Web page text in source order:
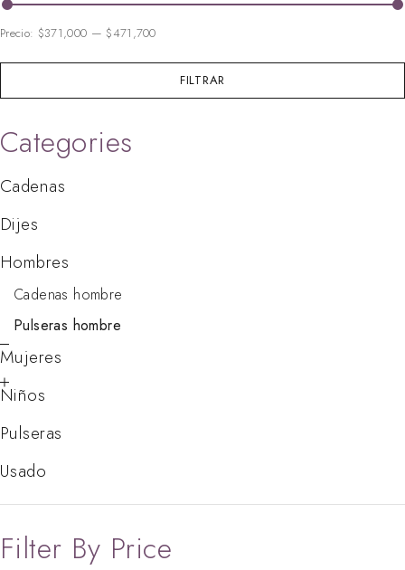
FILTRAR
Precio: $371,000 —$471,700
Categories
Cadenas
Dijes
Hombres
Cadenas hombre
Pulseras hombre
Mujeres
Niños
Pulseras
Usado
Filter By Price